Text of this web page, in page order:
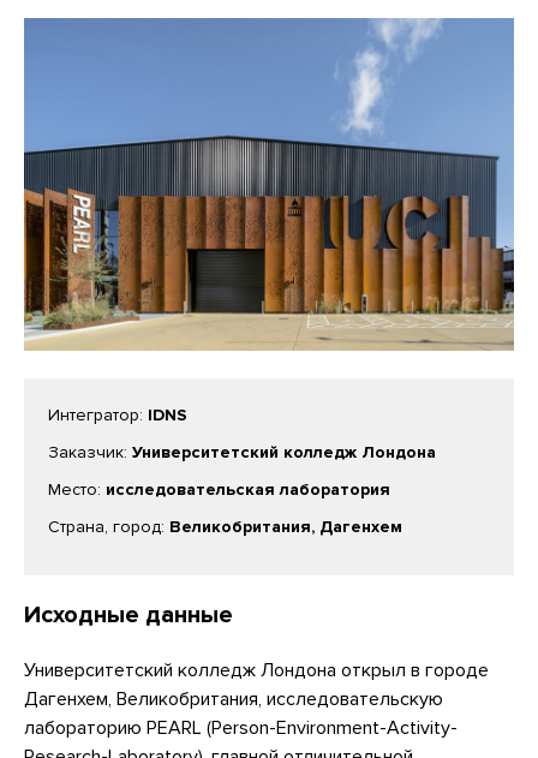
Интегратор: IDNS
Заказчик: Университетский колледж Лондона
Место: исследовательская лаборатория
Страна, город: Великобритания, Дагенхем
Исходные данные
Университетский колледж Лондона открыл в городе
Дагенхем, Великобритания, исследовательскую
лабораторию PEARL (Person-Environment-Activity-